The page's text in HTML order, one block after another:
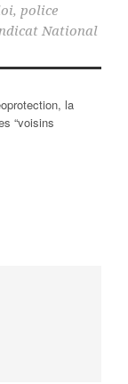
, police
National
la
“voisins